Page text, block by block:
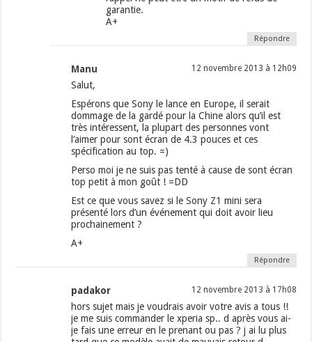
garantie.
A+
Répondre
Manu 12 novembre 2013 à 12h09
Salut,
Espérons que Sony le lance en Europe, il serait
dommage de la gardé pour la Chine alors qu’il est
très intéressent, la plupart des personnes vont
l’aimer pour sont écran de 4.3 pouces et ces
spécification au top. =)
Perso moi je ne suis pas tenté à cause de sont écran
top petit à mon goût ! =DD
Est ce que vous savez si le Sony Z1 mini sera
présenté lors d’un événement qui doit avoir lieu
prochainement ?
A+
Répondre
padakor 12 novembre 2013 à 17h08
hors sujet mais je voudrais avoir votre avis a tous !!
je me suis commander le xperia sp.. d après vous ai-
je fais une erreur en le prenant ou pas ? j ai lu plus